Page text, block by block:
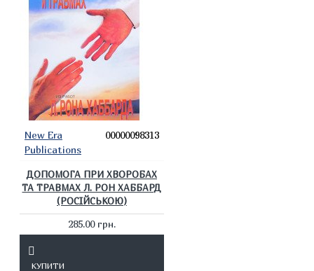
New Era
Publications
00000098313
ДОПОМОГА ПРИ ХВОРОБАХ
ТА ТРАВМАХ Л. РОН ХАББАРД
(РОСІЙСЬКОЮ)
285.00 грн.
КУПИТИ